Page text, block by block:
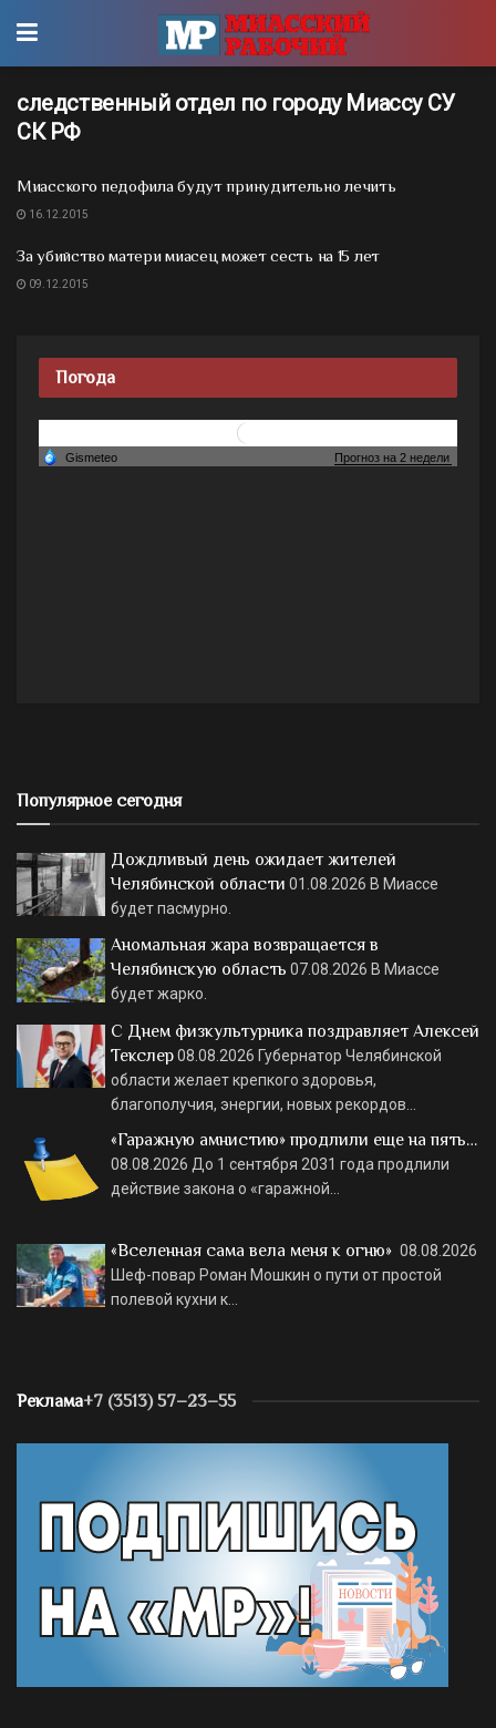
следственный отдел по городу Миассу СУ
СК РФ
Миасского педофила будут принудительно лечить
16.12.2015
За убийство матери миасец может сесть на 15 лет
09.12.2015
Погода
Популярное сегодня
Дождливый день ожидает жителей
Челябинской области 01.08.2026 В Миассе
будет пасмурно.
Аномальная жара возвращается в
Челябинскую область 07.08.2026 В Миассе
будет жарко.
С Днем физкультурника поздравляет Алексей
Текслер08.08.2026 Губернатор Челябинской
области желает крепкого здоровья,
благополучия, энергии, новых рекордов…
«Гаражную амнистию» продлили еще на пять…
08.08.2026 До 1 сентября 2031 года продлили
действие закона о «гаражной…
«Вселенная сама вела меня к огню» 08.08.2026
Шеф-повар Роман Мошкин о пути от простой
полевой кухни к…
Реклама+7 (3513) 57–23–55